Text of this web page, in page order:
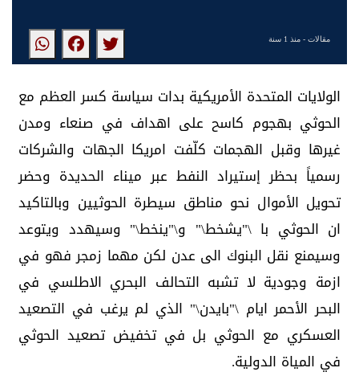
مقالات- منذ 1 سنة
الولايات المتحدة الأمريكية بدات سياسة كسر العظم مع
الحوثي بهجوم كاسح على اهداف في صنعاء ومدن
غيرها وقبل الهجمات كلّفت امريكا الجهات والشركات
‏رسمياً بحظر إستيراد النفط عبر ميناء الحديدة وحضر
تحويل الأموال نحو مناطق سيطرة الحوثيين وبالتاكيد
ان الحوثي با \"يشخط\" و\"ينخط\" وسيهدد ويتوعد
وسيمنع نقل البنوك الى عدن لكن مهما زمجر فهو في
ازمة وجودية لا تشبه التحالف البحري الاطلسي في
البحر الأحمر ايام \"بايدن\" الذي لم يرغب في التصعيد
العسكري مع الحوثي بل في تخفيض تصعيد الحوثي
في المياة الدولية.